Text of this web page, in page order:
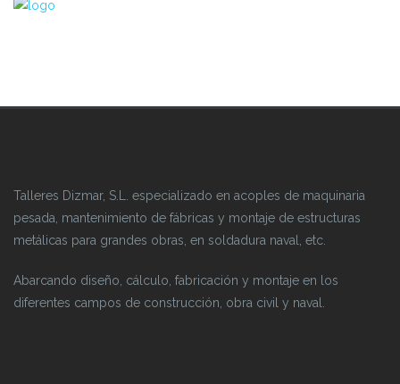
Talleres Dizmar, S.L. especializado en acoples de maquinaria
pesada, mantenimiento de fábricas y montaje de estructuras
metálicas para grandes obras, en soldadura naval, etc.
Abarcando diseño, cálculo, fabricación y montaje en los
diferentes campos de construcción, obra civil y naval.